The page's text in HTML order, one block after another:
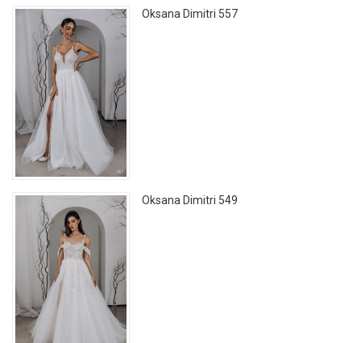
Oksana Dimitri 557
Oksana Dimitri 549